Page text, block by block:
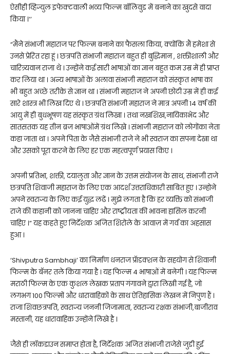
ऐसीही व्हिज्युल इफेक्टवाली भव्य फिल्म बॉलिवुड में बनाने का खुदसे वादा
किया ।’’
“मैंने संभाजी महाराज पर फिल्म बनाने का फैसला किया, क्योंकि मैं हमेशा से
उनसे प्रेरित रहा हूं । छत्रपति संभाजी महाराज बहुत ही बुद्धिमान , शक्तीशाली और
चारित्र्यवान राजा थे । उन्होंने कई सारी भाषाओं का ज्ञान बहुत कम उम्र में ही प्राप्त
कर लिया था । अन्य भाषाओं के अलावा संभाजी महाराज को संस्कृत भाषा का
भी बहुत अच्छे तरीके से ज्ञान था । संभाजी महाराज ने अपनी छोटी उम्र में ही कई
सारे शास्त्र भी लिख दिए थे । छत्रपति संभाजी महाराज ने मात्र अपनी 14 वर्ष की
आयु में ही बुधभूषण यह संस्कृत ग्रंथ लिखा । तथा नखशिख,नायिकाभेद और
सातसतक यह तीन ब्रज भाषाओंमें ग्रंथ लिखे । संभाजी महाराज को लोगोंका नेता
कहा जाता था । अपने पिता के जैसे संभाजी राजे ने भी स्वराज का सपना देखा था
और उसको पूरा करने के लिए हर एक महत्वपूर्ण प्रयास किए ।
अपनी प्रतिभा, शक्ती, दयालुता और ज्ञान के उत्तम संयोजन के साथ, संभाजी राजे
छत्रपति शिवाजी महाराज के लिए एक आदर्श उत्तराधिकारी साबित हुए । उन्होने
अपने स्वराज्य के लिए कई युद्ध लढें । मुझे लगता है कि हर व्यक्ति को संभाजी
राजे की कहानी को जानना चाहिए और राष्ट्रीयता की भावना हासिल करनी
चाहिए ।” यह कहते हुए निर्देशक अजित शिरोले के आवाज़ में गर्व का अहसास
हुआ ।
‘Shivputra Sambhaji’ का निर्माण धनराज प्रॅाडक्शन के सहयोग से शिवानी
फिल्म के बॅनर तले किया गया है । यह फिल्म 4 भाषाओं में बनेगी । यह फिल्म
मराठी फिल्म के एक कुशल लेखक प्रताप गंगावने द्वारा लिखी गई है, जो
लगभग 100 फिल्मों और धारावाहिकों के साथ ऐतिहासिक लेखन में निपुण हैं ।
राजा शिवछत्रपति, स्वराज्य जननी जिजामाता, स्वराज्य रक्षक संभाजी,बाजीराव
मस्तानी, यह धारावाहिक उन्होंने लिखे है ।
जैसे ही लॉकडाउन समाप्त होता है, निर्देशक अजित संभाजी राजेसे जुडी हुई